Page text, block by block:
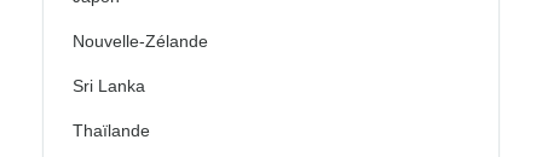
Nouvelle-Zélande
Sri Lanka
Thaïlande